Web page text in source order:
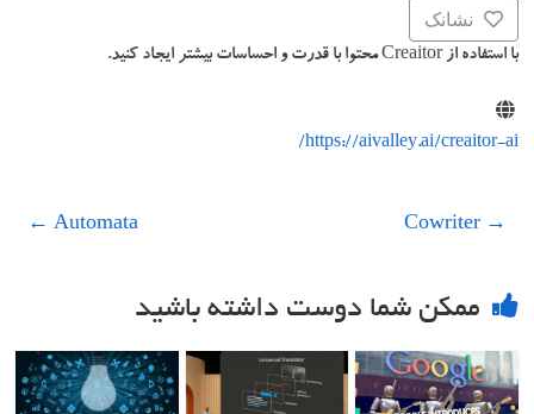
نشانک
با استفاده از Creaitor محتوا با قدرت و احساسات بیشتر ایجاد کنید.
https://aivalley.ai/creaitor-ai/
→
Cowriter
Automata
←
ممکن شما دوست داشته باشید